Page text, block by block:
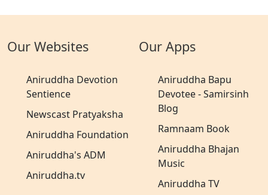
Our Websites
Aniruddha Devotion
Sentience
Newscast Pratyaksha
Aniruddha Foundation
Aniruddha's ADM
Aniruddha.tv
Our Apps
Aniruddha Bapu
Devotee - Samirsinh
Blog
Ramnaam Book
Aniruddha Bhajan
Music
Aniruddha TV